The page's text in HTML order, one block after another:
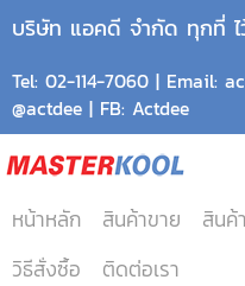
บริษัท แอคดี จำกัด ทุกที่ ไ
Tel: 02-114-7060 | Email:
@actdee | FB: Actdee
หน้าหลัก สินค้าขาย สินค้
วิธีสั่งซื้อ
ติดต่อเรา